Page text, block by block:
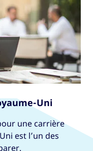
Uni
une carrière
est l’un des